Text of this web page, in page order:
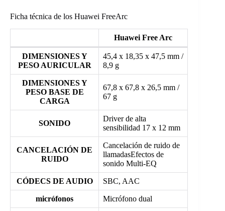
Ficha técnica de los Huawei FreeArc
Huawei Free Arc
DIMENSIONES Y
PESO AURICULAR
45,4 x 18,35 x 47,5 mm /
8,9 g
DIMENSIONES Y
PESO BASE DE
CARGA
67,8 x 67,8 x 26,5 mm /
67 g
SONIDO
Driver de alta
sensibilidad 17 x 12 mm
CANCELACIÓN DE
RUIDO
Cancelación de ruido de
llamadasEfectos de
sonido Multi-EQ
CÓDECS DE AUDIO SBC, AAC
micrófonos Micrófono dual